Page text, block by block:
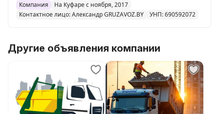
Вывоз мусора с грузчиками
Вывоз дерева
Компания
На Куфаре с ноября, 2017
Контактное лицо: Александр GRUZAVOZ.BY
УНП: 690592072
Другие объявления компании